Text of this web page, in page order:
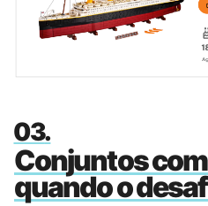
Conjuntos
quando o